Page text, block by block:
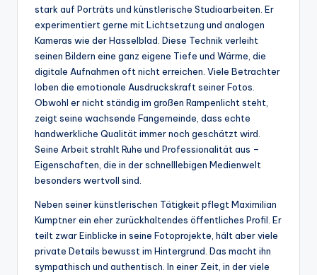
stark auf Porträts und künstlerische Studioarbeiten. Er
experimentiert gerne mit Lichtsetzung und analogen
Kameras wie der Hasselblad. Diese Technik verleiht
seinen Bildern eine ganz eigene Tiefe und Wärme, die
digitale Aufnahmen oft nicht erreichen. Viele Betrachter
loben die emotionale Ausdruckskraft seiner Fotos.
Obwohl er nicht ständig im großen Rampenlicht steht,
zeigt seine wachsende Fangemeinde, dass echte
handwerkliche Qualität immer noch geschätzt wird.
Seine Arbeit strahlt Ruhe und Professionalität aus –
Eigenschaften, die in der schnelllebigen Medienwelt
besonders wertvoll sind.
Neben seiner künstlerischen Tätigkeit pflegt Maximilian
Kumptner ein eher zurückhaltendes öffentliches Profil. Er
teilt zwar Einblicke in seine Fotoprojekte, hält aber viele
private Details bewusst im Hintergrund. Das macht ihn
sympathisch und authentisch. In einer Zeit, in der viele